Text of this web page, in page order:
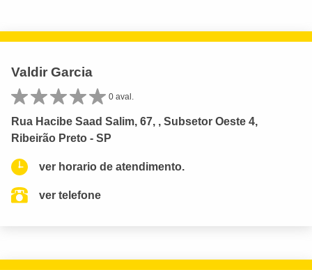
Valdir Garcia
0 aval.
Rua Hacibe Saad Salim, 67, , Subsetor Oeste 4,
Ribeirão Preto - SP
ver horario de atendimento.
ver telefone